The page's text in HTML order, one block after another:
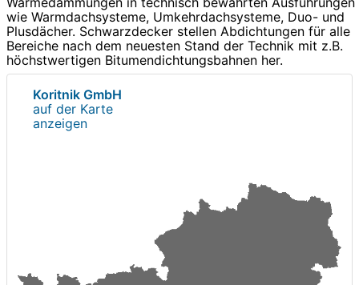
wie Warmdachsysteme, Umkehrdachsysteme, Duo- und
Plusdächer. Schwarzdecker stellen Abdichtungen für alle
Bereiche nach dem neuesten Stand der Technik mit z.B.
höchstwertigen Bitumendichtungsbahnen her.
Koritnik GmbH
auf der Karte
anzeigen